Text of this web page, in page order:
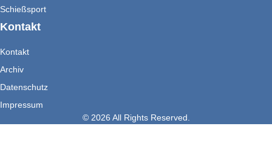
Schießsport
Kontakt
Kontakt
Archiv
Datenschutz
Impressum
© 2026 All Rights Reserved.